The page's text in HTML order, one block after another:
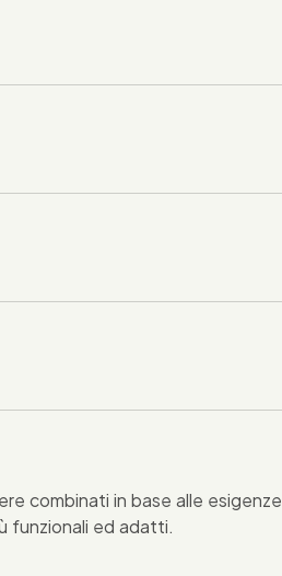
combinati in base alle esigenze
funzionali ed adatti.